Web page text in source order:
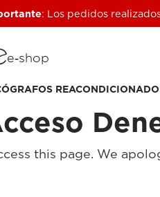
: Los pedidos
e‑shop
this page. We